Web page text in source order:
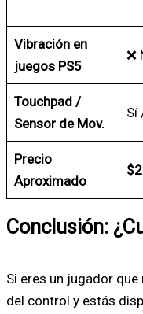
Vibración en
juegos PS5
❌
Touchpad /
Sensor de Mov.
Sí
Precio
Aproximado
Conclusión:
Si eres un jugador
del control y estás